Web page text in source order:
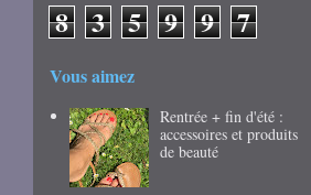
8 3 5 9 9 7
Vous aimez
Rentrée + fin d'été :
accessoires et produits
de beauté